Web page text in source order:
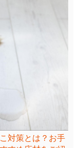
対策とは？お手